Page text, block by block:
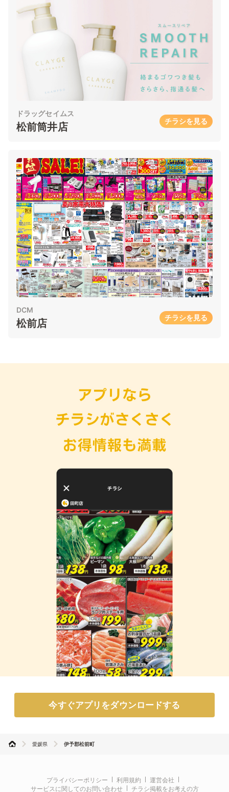
ドラッグセイムス
松前筒井店 チラシを見る
DCM
松前店 チラシを見る
今すぐアプリをダウンロードする
愛媛県 伊予郡松前町
プライバシーポリシー 利用規約
運営会社
サービスに関してのお問い合わせ
チラシ掲載をお考えの方